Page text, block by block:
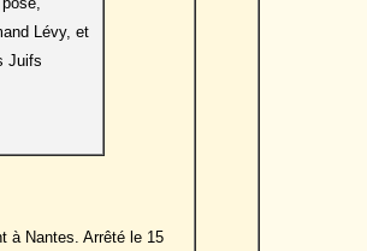
Lévy, et
Juifs
à Nantes. Arrêté le 15